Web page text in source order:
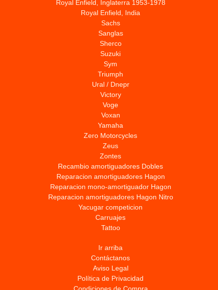
Royal Enfield, Inglaterra 1953-1978
Royal Enfield, India
Sachs
Sanglas
Sherco
Suzuki
Sym
Triumph
Ural / Dnepr
Victory
Voge
Voxan
Yamaha
Zero Motorcycles
Zeus
Zontes
Recambio amortiguadores Dobles
Reparacion amortiguadores Hagon
Reparacion mono-amortiguador Hagon
Reparacion amortiguadores Hagon Nitro
Yacugar competicion
Carruajes
Tattoo
Ir arriba
Contáctanos
Aviso Legal
Política de Privacidad
Condiciones de Compra